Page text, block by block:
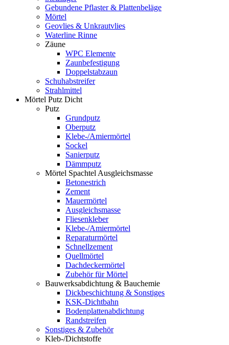
Gebundene Pflaster & Plattenbeläge
Mörtel
Geovlies & Unkrautvlies
Waterline Rinne
Zäune
WPC Elemente
Zaunbefestigung
Doppelstabzaun
Schuhabstreifer
Strahlmittel
Mörtel Putz Dicht
Putz
Grundputz
Oberputz
Klebe-/Amiermörtel
Sockel
Sanierputz
Dämmputz
Mörtel Spachtel Ausgleichsmasse
Betonestrich
Zement
Mauermörtel
Ausgleichsmasse
Fliesenkleber
Klebe-/Amiermörtel
Reparaturmörtel
Schnellzement
Quellmörtel
Dachdeckermörtel
Zubehör für Mörtel
Bauwerksabdichtung & Bauchemie
Dickbeschichtung & Sonstiges
KSK-Dichtbahn
Bodenplattenabdichtung
Randstreifen
Sonstiges & Zubehör
Kleb-/Dichtstoffe